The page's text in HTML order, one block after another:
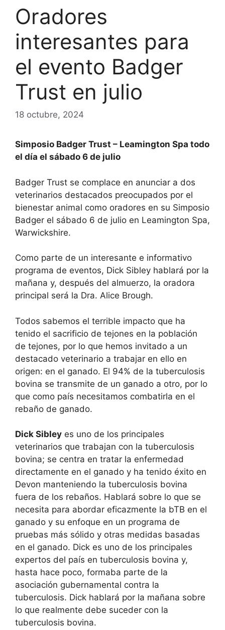
Oradores
interesantes para
el evento Badger
Trust en julio
18 octubre, 2024
Simposio Badger Trust – Leamington Spa todo
el día el sábado 6 de julio
Badger Trust se complace en anunciar a dos
veterinarios destacados preocupados por el
bienestar animal como oradores en su Simposio
Badger el sábado 6 de julio en Leamington Spa,
Warwickshire.
Como parte de un interesante e informativo
programa de eventos, Dick Sibley hablará por la
mañana y, después del almuerzo, la oradora
principal será la Dra. Alice Brough.
Todos sabemos el terrible impacto que ha
tenido el sacrificio de tejones en la población
de tejones, por lo que hemos invitado a un
destacado veterinario a trabajar en ello en
origen: en el ganado. El 94% de la tuberculosis
bovina se transmite de un ganado a otro, por lo
que como país necesitamos combatirla en el
rebaño de ganado.
Dick Sibley es uno de los principales
veterinarios que trabajan con la tuberculosis
bovina; se centra en tratar la enfermedad
directamente en el ganado y ha tenido éxito en
Devon manteniendo la tuberculosis bovina
fuera de los rebaños. Hablará sobre lo que se
necesita para abordar eficazmente la bTB en el
ganado y su enfoque en un programa de
pruebas más sólido y otras medidas basadas
en el ganado. Dick es uno de los principales
expertos del país en tuberculosis bovina y,
hasta hace poco, formaba parte de la
asociación gubernamental contra la
tuberculosis. Dick hablará por la mañana sobre
lo que realmente debe suceder con la
tuberculosis bovina.